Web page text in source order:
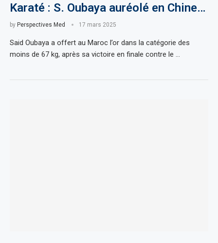
Karaté : S. Oubaya auréolé en Chine…
by Perspectives Med 17 mars 2025
Said Oubaya a offert au Maroc l’or dans la catégorie des
moins de 67 kg, après sa victoire en finale contre le …